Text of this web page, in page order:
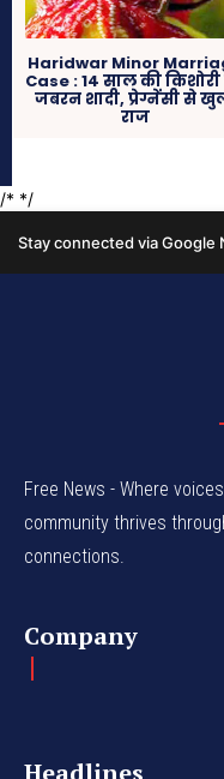
Free News - Where
community thrives
connections.
Company
Headlines